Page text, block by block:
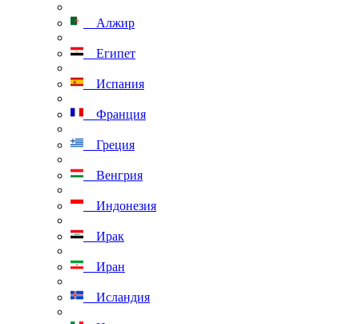
Алжир
Египет
Испания
Франция
Греция
Венгрия
Индонезия
Ирак
Иран
Исландия